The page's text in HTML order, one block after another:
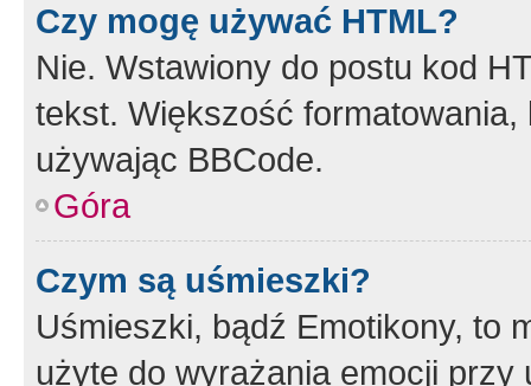
Czy mogę używać HTML?
Nie. Wstawiony do postu kod
tekst. Większość
używając BBCode.
Góra
Czym są uśmieszki?
Uśmieszki, bądź Emotikony, to
użyte do wyrażania emocji